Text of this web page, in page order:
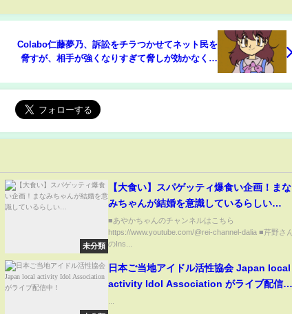
Colabo仁藤夢乃、訴訟をチラつかせてネット民を
脅すが、相手が強くなりすぎて脅しが効かなくな
未分類
【大食い】スパゲッティ爆食い企画！まな
みちゃんが結婚を意識しているらしい…
■あやかちゃんのチャンネルはこちら
https://www.youtube.com/@rei-channel-dalia ■芹野さん
のIns...
日本ご当地アイドル活性協会 Japan local
activity Idol Association がライブ配信